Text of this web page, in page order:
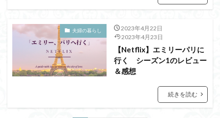
夫婦の暮らし
2023年4月22日
2023年4月23日
【Netflix】エミリーパリに
行く シーズン1のレビュー
＆感想
続きを読む